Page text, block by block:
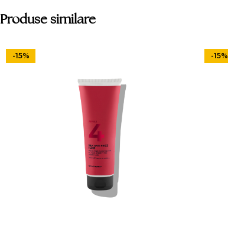
Produse similare
-15% -15%